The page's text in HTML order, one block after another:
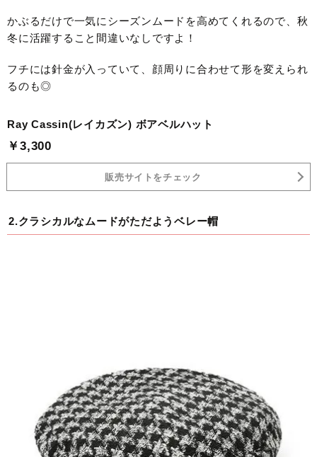
かぶるだけで一気にシーズンムードを高めてくれるので、秋
冬に活躍すること間違いなしですよ！
フチには針金が入っていて、顔周りに合わせて形を変えられ
るのも◎
Ray Cassin(レイカズン) ボアベルハット
￥3,300
販売サイトをチェック
2.クラシカルなムードがただようベレー帽